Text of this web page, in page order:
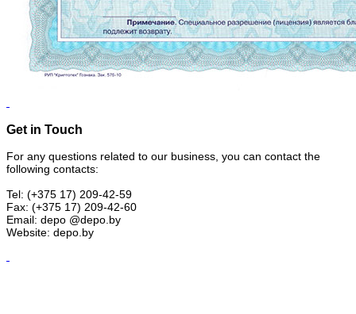
Get in Touch
For any questions related to our business, you can contact the
following contacts:
Tel: (+375 17) 209-42-59
Fax: (+375 17) 209-42-60
Email: depo @depo.by
Website: depo.by